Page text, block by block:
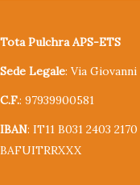
Tota Pulchra APS-ETS
Sede Legale: Via
C.F.: 97939900581
IBAN: IT11 B031 2403
BAFUITRRXXX